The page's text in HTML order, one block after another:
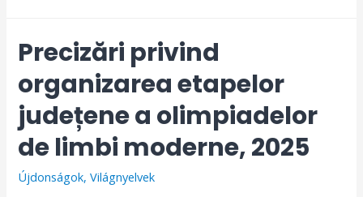
Precizări privind
organizarea etapelor
județene a olimpiadelor
de limbi moderne, 2025
Újdonságok,Világnyelvek